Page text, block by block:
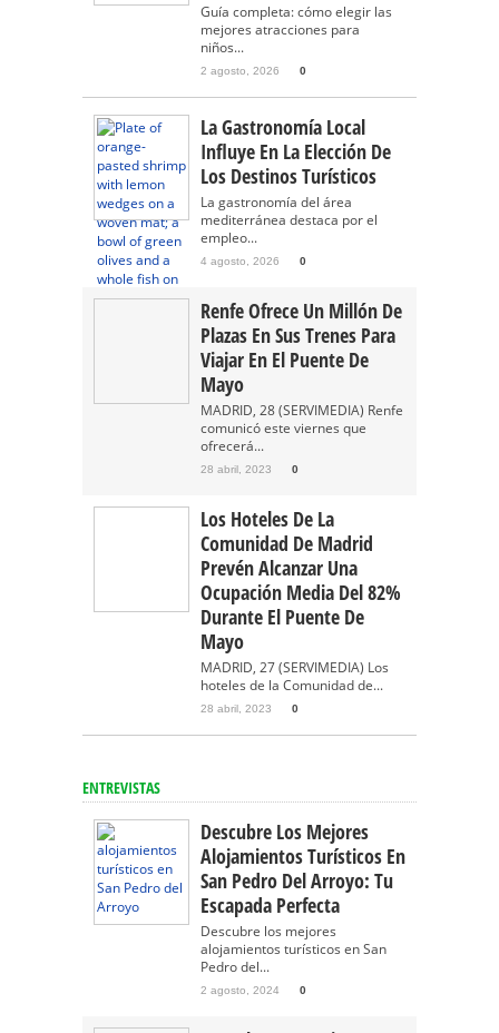
Guía completa: cómo elegir las
mejores atracciones para
niños...
2 agosto, 2026 0
La Gastronomía Local
Influye En La Elección De
Los Destinos Turísticos
La gastronomía del área
mediterránea destaca por el
empleo...
4 agosto, 2026 0
Renfe Ofrece Un Millón De
Plazas En Sus Trenes Para
Viajar En El Puente De
Mayo
MADRID, 28 (SERVIMEDIA) Renfe
comunicó este viernes que
ofrecerá...
28 abril, 2023 0
Los Hoteles De La
Comunidad De Madrid
Prevén Alcanzar Una
Ocupación Media Del 82%
Durante El Puente De
Mayo
MADRID, 27 (SERVIMEDIA) Los
hoteles de la Comunidad de...
28 abril, 2023 0
ENTREVISTAS
Descubre Los Mejores
Alojamientos Turísticos En
San Pedro Del Arroyo: Tu
Escapada Perfecta
Descubre los mejores
alojamientos turísticos en San
Pedro del...
2 agosto, 2024 0